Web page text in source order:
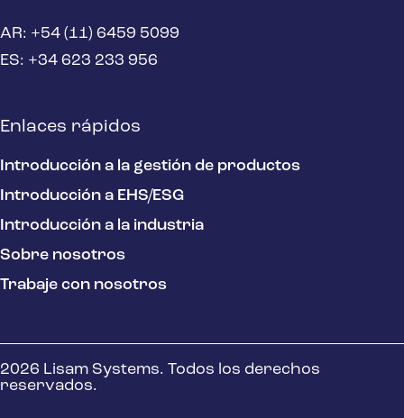
AR: +54 (11) 6459 5099
ES: +34 623 233 956
Enlaces rápidos
Introducción a la gestión de productos
Introducción a EHS/ESG
Introducción a la industria
Sobre nosotros
Trabaje con nosotros
2026 Lisam Systems. Todos los derechos
reservados.